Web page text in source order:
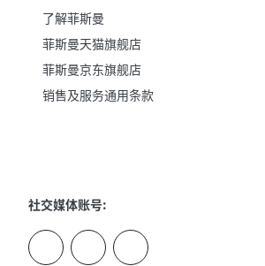
了解菲斯曼
菲斯曼天猫旗舰店
菲斯曼京东旗舰店
销售及服务通用条款
社交媒体账号: